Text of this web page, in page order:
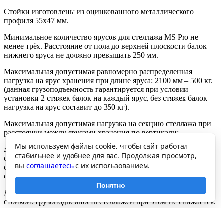
Стойки изготовлены из оцинкованного металлического
профиля 55х47 мм.
Минимальное количество ярусов для стеллажа MS Pro не
менее трёх. Расстояние от пола до верхней плоскости балок
нижнего яруса не должно превышать 250 мм.
Максимальная допустимая равномерно распределенная
нагрузка на ярус хранения при длине яруса: 2100 мм – 500 кг.
(данная грузоподъемность гарантируется при условии
установки 2 стяжек балок на каждый ярус, без стяжек балок
нагрузка на ярус составит до 350 кг).
Максимальная допустимая нагрузка на секцию стеллажа при
расстоянии между ярусами хранения по вертикали:
до 750 мм – 2500 кг,
от 750 до 1000 мм – 1500 кг,
от 1000 до 1250 мм – 1050 кг,
от 1250 до 2000 мм – 500 кг.
Допускается собирать стеллажи в линию с общей средней
стойкой. Грузоподъемность стеллажей при этом не снижается.
Мы используем файлы cookie, чтобы сайт работал
стабильнее и удобнее для вас. Продолжая просмотр,
вы соглашаетесь с их использованием.
Понятно